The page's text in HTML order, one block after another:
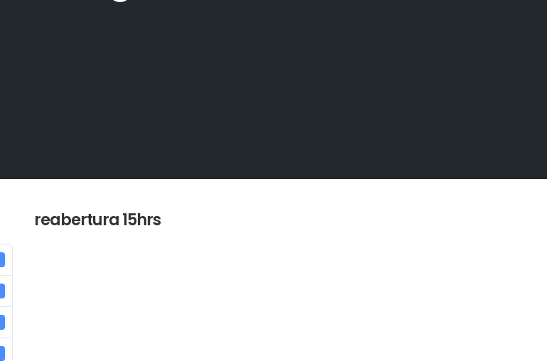
reabertura 15hrs